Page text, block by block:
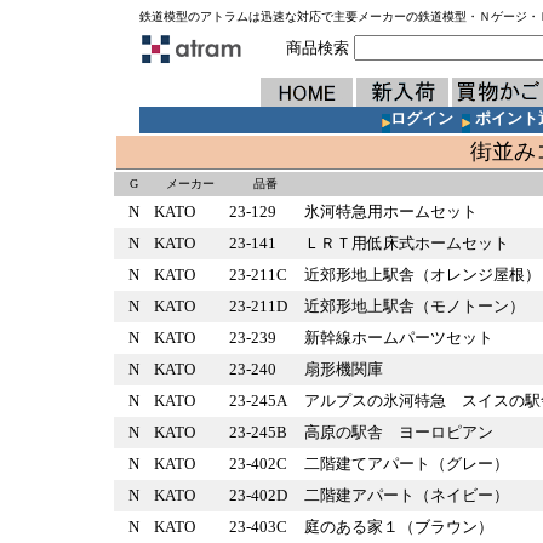
鉄道模型のアトラムは迅速な対応で主要メーカーの鉄道模型・Ｎゲージ
商品検索
ログイン ポイント
街並み
G メーカー 品番
N KATO 23-129
氷河特急用ホームセット
N
KATO 23-141
ＬＲＴ用低床式ホームセット
N
KATO 23-211C
近郊形地上駅舎（オレンジ屋
N
KATO 23-211D
近郊形地上駅舎（モノトーン
N
KATO 23-239
新幹線ホームパーツセット
N
KATO 23-240
扇形機関庫
N
KATO 23-245A
アルプスの氷河特急 スイス
N
KATO 23-245B
高原の駅舎 ヨーロピアン
N
KATO 23-402C
二階建てアパート（グレー）
N
KATO 23-402D
二階建アパート（ネイビー）
N
KATO 23-403C 庭のある家１（ブラウン）